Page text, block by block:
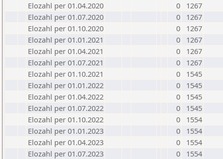
Elozahl per 01.04.2020
0
1267
Elozahl per 01.07.2020
0
1267
Elozahl per 01.10.2020
0
1267
Elozahl per 01.01.2021
0
1267
Elozahl per 01.04.2021
0
1267
Elozahl per 01.07.2021
0
1267
Elozahl per 01.10.2021
0
1545
Elozahl per 01.01.2022
0
1545
Elozahl per 01.04.2022
0
1545
Elozahl per 01.07.2022
0
1545
Elozahl per 01.10.2022
0
1554
Elozahl per 01.01.2023
0
1554
Elozahl per 01.04.2023
0
1554
Elozahl per 01.07.2023
0
1554